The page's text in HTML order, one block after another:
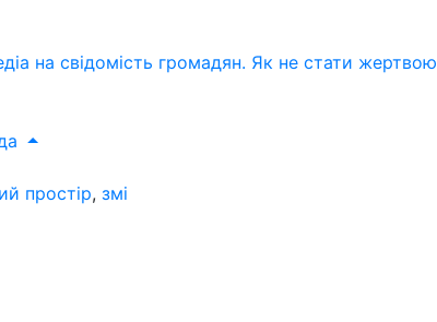
на свідомість громадян. Як не стати жертвою
простір, змі